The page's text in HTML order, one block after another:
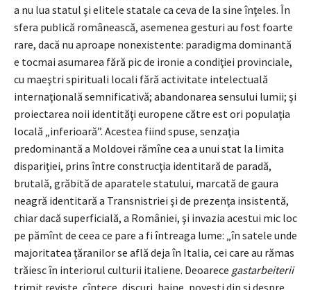
a nu lua statul şi elitele statale ca ceva de la sine înţeles. În
sfera publică românească, asemenea gesturi au fost foarte
rare, dacă nu aproape nonexistente: paradigma dominantă
e tocmai asumarea fără pic de ironie a condiţiei provinciale,
cu maeştri spirituali locali fără activitate intelectuală
internaţională semnificativă; abandonarea sensului lumii; şi
proiectarea noii identităţi europene către est ori populaţia
locală „inferioară”. Acestea fiind spuse, senzaţia
predominantă a Moldovei rămîne cea a unui stat la limita
dispariţiei, prins între construcţia identitară de paradă,
brutală, grăbită de aparatele statului, marcată de gaura
neagră identitară a Transnistriei şi de prezenţa insistentă,
chiar dacă superficială, a României, şi invazia acestui mic loc
pe pămînt de ceea ce pare a fi întreaga lume: „în satele unde
majoritatea ţăranilor se află deja în Italia, cei care au rămas
trăiesc în interiorul culturii italiene. Deoarece gastarbeiterii
trimit reviste, cîntece, discuri, haine, poveşti din şi despre